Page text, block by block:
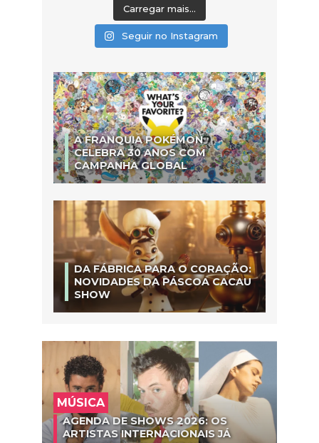
Carregar mais...
Seguir no Instagram
A FRANQUIA POKÉMON
CELEBRA 30 ANOS COM
CAMPANHA GLOBAL
DA FÁBRICA PARA O CORAÇÃO:
NOVIDADES DA PÁSCOA CACAU
SHOW
MÚSICA
AGENDA DE SHOWS 2026: OS
ARTISTAS INTERNACIONAIS JÁ